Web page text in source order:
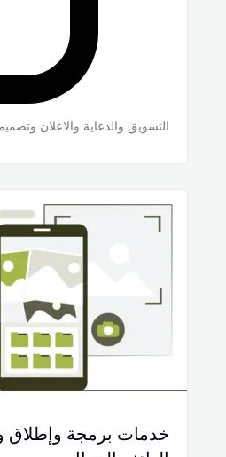
التسويق والدعاية والاعلان
خدمات برمجة وإطلاق